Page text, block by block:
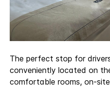
The perfect stop for
conveniently located on
comfortable rooms, on-